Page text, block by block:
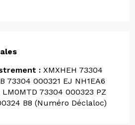
: XMXHEH 73304
73304 000321 EJ NH1EA6
73304 000323 PZ
B8 (Numéro Déclaloc)